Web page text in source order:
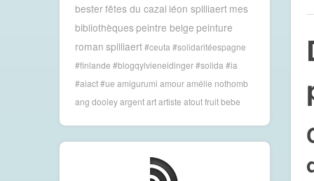
besterfêtes du cazal léon spilliaert mes
bibliothèquespeintre belge peinture
roman spilliaert #ceuta #solidaritéespagne
#finlande #blogqylvieneidinger #solida #ia
#aiact #ue amigurumi amour amélie nothomb
ang dooley argent art artiste atout fruit bebe